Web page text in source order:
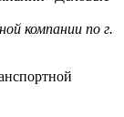
компании по г.